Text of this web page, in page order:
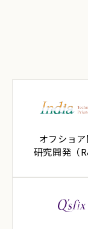
オフショ
研究開発（